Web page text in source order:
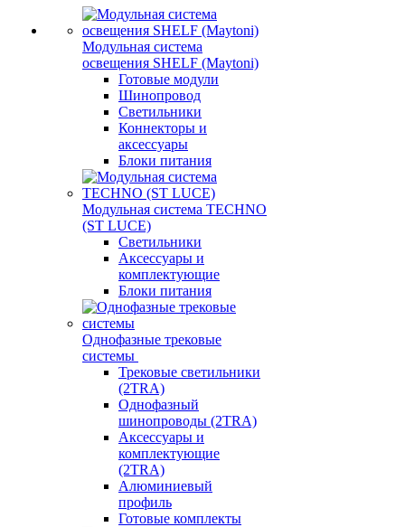
Модульная система
освещения SHELF (Maytoni)
Готовые модули
Шинопровод
Светильники
Коннекторы и
аксессуары
Блоки питания
Модульная система TECHNO
(ST LUCE)
Светильники
Аксессуары и
комплектующие
Блоки питания
Однофазные трековые
системы
Трековые светильники
(2TRA)
Однофазный
шинопроводы (2TRA)
Аксессуары и
комплектующие
(2TRA)
Алюминиевый
профиль
Готовые комплекты